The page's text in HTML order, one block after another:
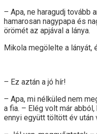
– Apa, ne haragudj tovább
hamarosan nagypapa és
örömét az apjával a lánya.
Mikola megölelte a lányát,
– Ez aztán a jó hír!
– Apa, mi nélküled nem
a fia. – Elég volt már
ennyi együtt töltött év után